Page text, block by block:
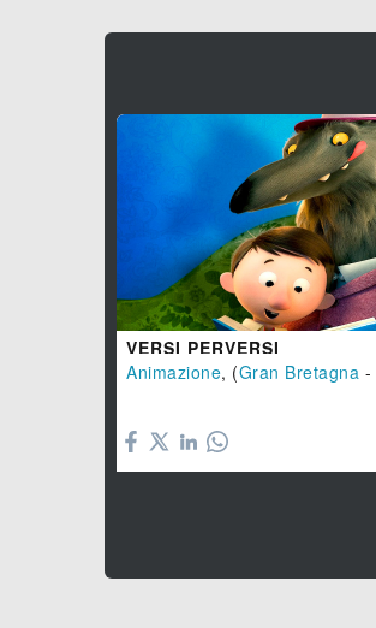
VERSI PERVERSI
Animazione, (Gran Bretagna -